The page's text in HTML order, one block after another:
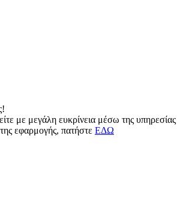
με μεγάλη ευκρίνεια μέσω της
εφαρμογής, πατήστε ΕΔΩ